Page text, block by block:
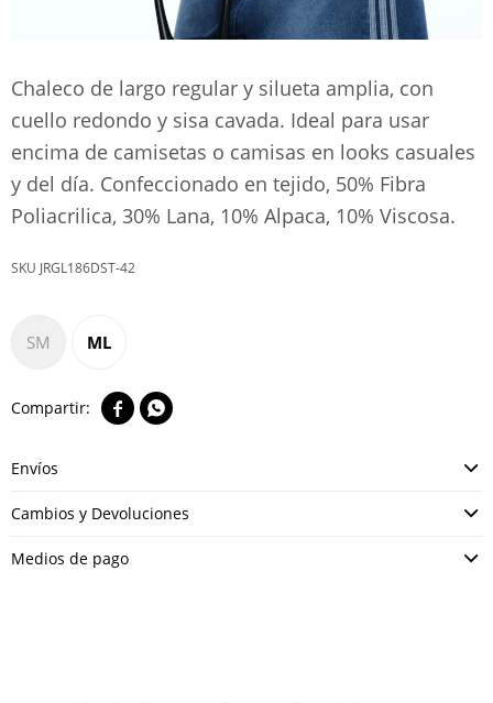
Chaleco de largo regular y silueta amplia, con
cuello redondo y sisa cavada. Ideal para usar
encima de camisetas o camisas en looks casuales
y del día. Confeccionado en tejido, 50% Fibra
Poliacrilica, 30% Lana, 10% Alpaca, 10% Viscosa.
JRGL186DST-42
SM ML
 
Envíos
Cambios y Devoluciones
Medios de pago